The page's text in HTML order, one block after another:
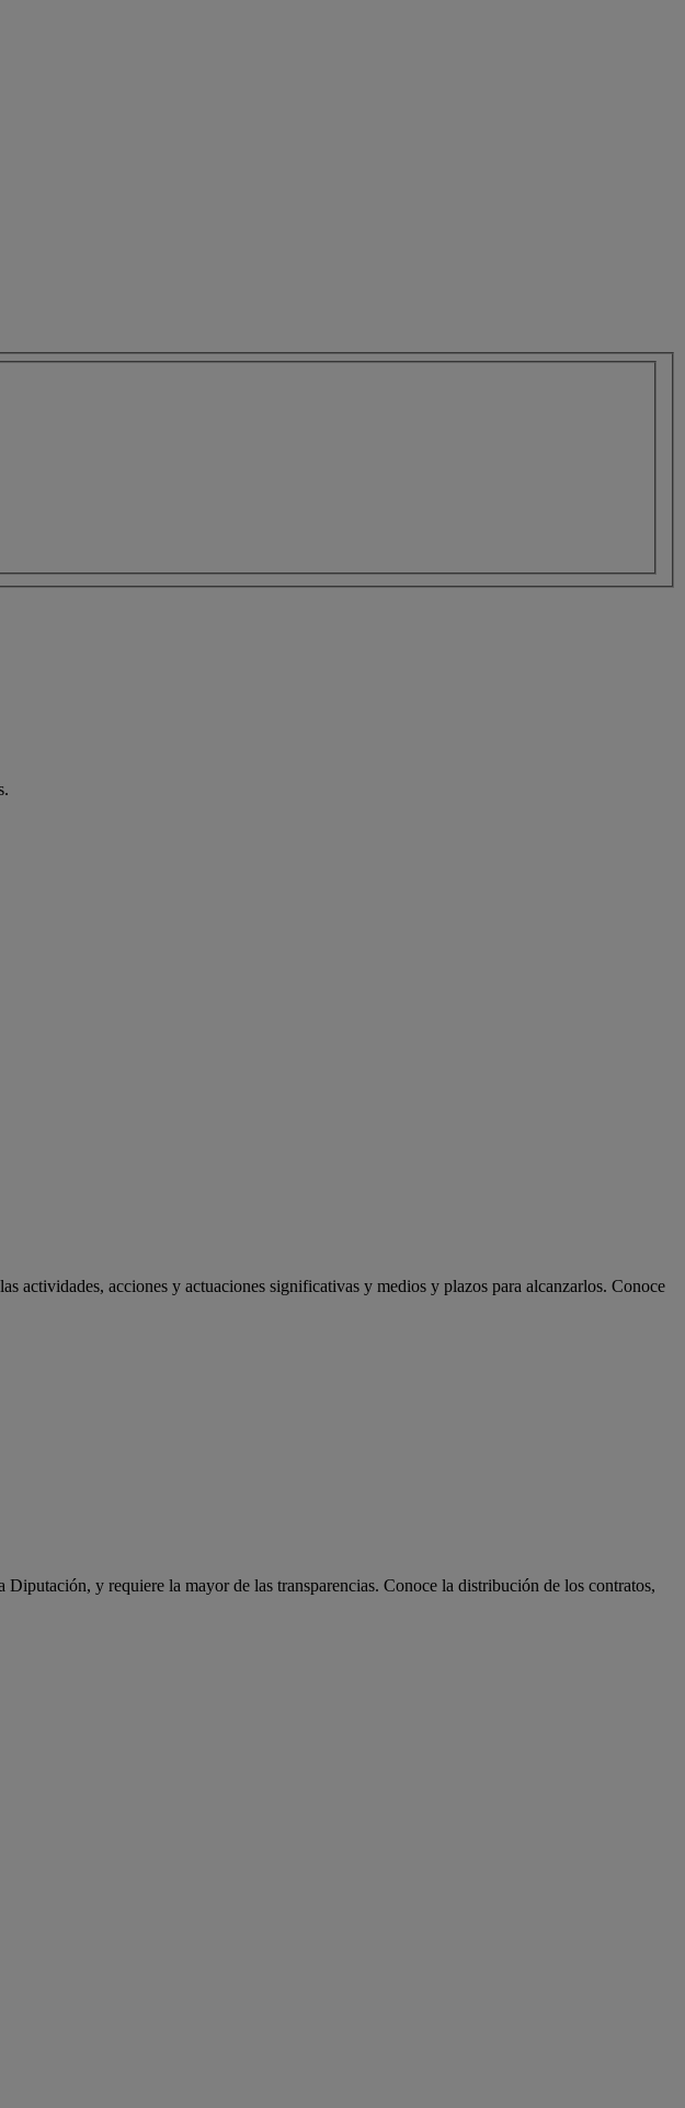
actividades, acciones y actuaciones significativas y medios y plazos para alcanzarlos. Conoce
y requiere la mayor de las transparencias. Conoce la distribución de los contratos,